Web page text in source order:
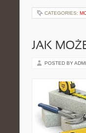
CATEGORIES:
JAK
POSTED BY